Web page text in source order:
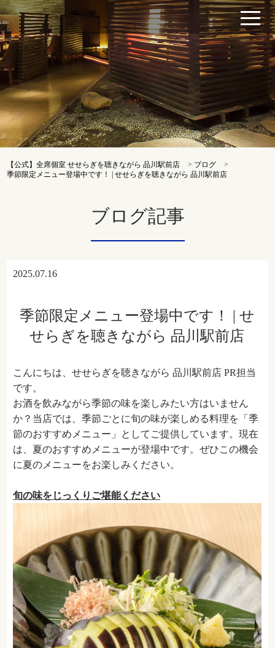
【公式】全席個室 せせらぎを聴きながら 品川駅前店 > ブログ
>
季節限定メニュー登場中です！ | せせらぎを聴きながら 品川駅前店
ブログ記事
2025.07.16
季節限定メニュー登場中です！ | せ
せらぎを聴きながら 品川駅前店
こんにちは、せせらぎを聴きながら 品川駅前店 PR担当
です。
お酒を飲みながら季節の味を楽しみたい方はいません
か？当店では、季節ごとに旬の味が楽しめる料理を「季
節のおすすめメニュー」としてご提供しています。現在
は、夏のおすすめメニューが登場中です。ぜひこの機会
に夏のメニューをお楽しみください。
旬の味をじっくりご堪能ください